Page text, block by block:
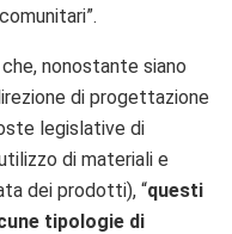
nonostante siano
di progettazione
legislative di
di materiali e
dei prodotti), “questi
tipologie di